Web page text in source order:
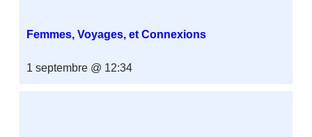
Femmes, Voyages, et Connexions
1 septembre @ 12:34